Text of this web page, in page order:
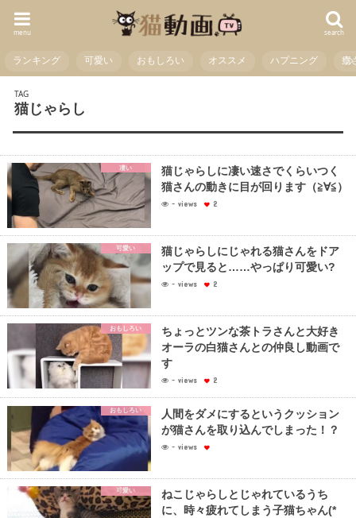
search
menu
ランキング 可愛い おもしろい オススメ ハプニング 癒
TAG
猫じゃらし
凄い
猫じゃらしに凄い速さでくらいつく
猫さんの動きに目が回ります（≧∀≦）
- views 2
可愛い
猫じゃらしにじゃれる猫さんをドア
ップで見ると……やっぱり可愛い?
- views 2
おもしろい
ちょっとツンな茶トラさんと大好き
オーラの白猫さんとの仲良し動画で
す
- views 2
おもしろい
人間をダメにするというクッション
が猫さんを取り込んでしまった！？
- views
可愛い
ねこじゃらしとじゃれているうち
に、時々疲れてしまう子猫ちゃん(*